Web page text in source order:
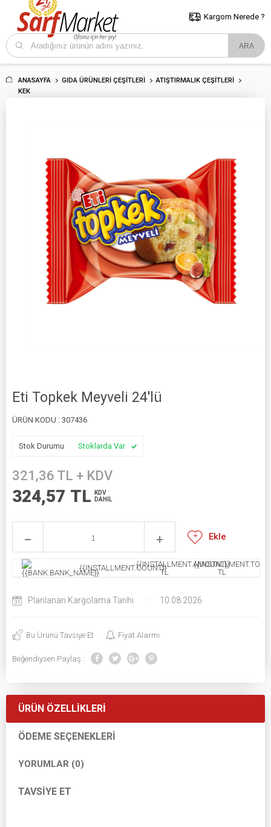
5000 TL ve Üzeri Alışverişlerde İstanbul İçi Kargo Bedava!
ve Trakya İçin Tıklayın..
Kargom Nerede ?
ANASAYFA GIDA ÜRÜNLERI ÇEŞITLERI
ATIŞTIRMALIK ÇEŞITLERI
KEK
Eti Topkek Meyveli 24'lü
ÜRÜN KODU : 307436
Stok Durumu Stoklarda Var
321,36 TL + KDV
324,57 TL
KDV
DAHİL
Ekle
{{INSTALLMENT.COUNT}}{{INSTALLMENT.AMOUNT}}
TL
TL
Planlanan Kargolama Tarihi : 10.08.2026
Bu Ürünü Tavsiye Et Fiyat Alarmı
Beğendiysen Paylaş :
ÜRÜN ÖZELLIKLERI
ÖDEME SEÇENEKLERI
YORUMLAR (0)
TAVSIYE ET